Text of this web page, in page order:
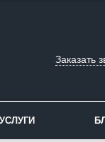
Заказать
УСЛУГИ